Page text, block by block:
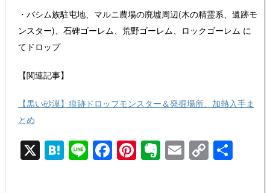
・バシム族駐屯地、マルニ農場の廃墟周辺(木の精霊系、遺跡モ
ンスター)、石碑ゴーレム、荒野ゴーレム、ロックゴーレム に
てドロップ
【関連記事】
【黒い砂漠】痕跡ドロップモンスター＆発掘場所、加熱入手ま
とめ
X H
at
Li
n
F
a
Pi
nt
E
v
E
m
C
o